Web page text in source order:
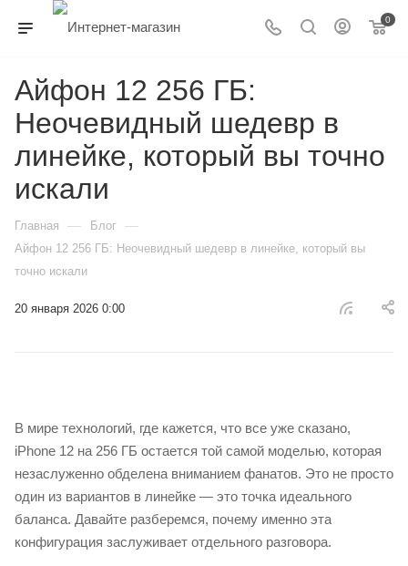
0
Айфон 12 256 ГБ:
Неочевидный шедевр в
линейке, который вы точно
искали
Главная — Блог —
Айфон 12 256 ГБ: Неочевидный шедевр в линейке, который вы
точно искали
20 января 2026 0:00
В мире технологий, где кажется, что все уже сказано,
iPhone 12 на 256 ГБ остается той самой моделью, которая
незаслуженно обделена вниманием фанатов. Это не просто
один из вариантов в линейке — это точка идеального
баланса. Давайте разберемся, почему именно эта
конфигурация заслуживает отдельного разговора.